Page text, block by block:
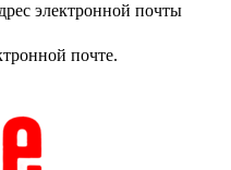
электронной почты
почте.